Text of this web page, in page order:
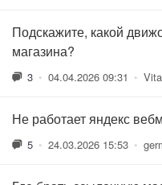
Подскажите, какой
магазина?
3 • 04.04.2026 09:31 •
Не работает яндекс
5 • 24.03.2026 15:53 •